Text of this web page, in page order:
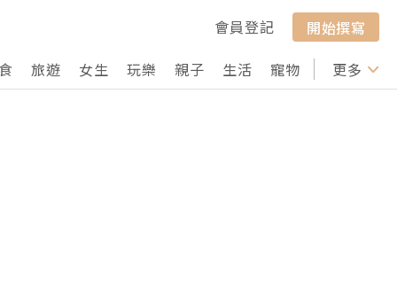
會員登記
開始撰寫
旅遊 女生 玩樂 親子 生活 寵物 行山 打卡
更多